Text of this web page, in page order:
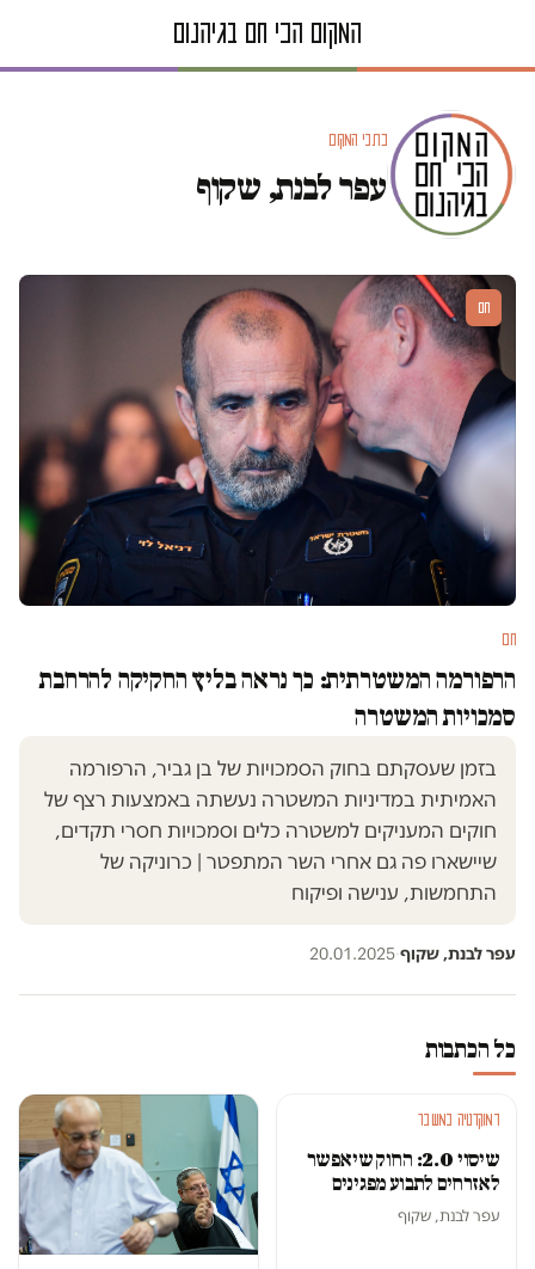
כתבי המקום
עפר לבנת, שקוף
חם
חם
הרפורמה המשטרתית: כך נראה בליץ החקיקה להרחבת
סמכויות המשטרה
בזמן שעסקתם בחוק הסמכויות של בן גביר, הרפורמה
האמיתית במדיניות המשטרה נעשתה באמצעות רצף של
חוקים המעניקים למשטרה כלים וסמכויות חסרי תקדים,
שיישארו פה גם אחרי השר המתפטר | כרוניקה של
התחמשות, ענישה ופיקוח
עפר לבנת, שקוף·
20.01.2025
כל הכתבות
דמוקרטיה במשבר
שיסוי 2.0: החוק שיאפשר
לאזרחים לתבוע מפגינים
עפר לבנת, שקוף